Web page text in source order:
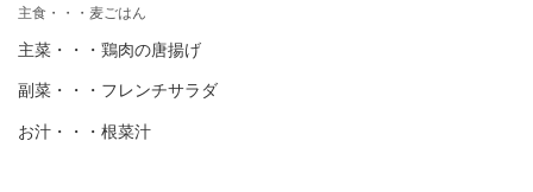
主食・・・麦ごはん
主菜・・・鶏肉の唐揚げ
副菜・・・フレンチサラダ
お汁・・・根菜汁